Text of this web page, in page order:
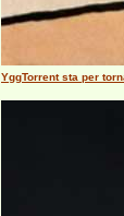
YggTorrent sta per